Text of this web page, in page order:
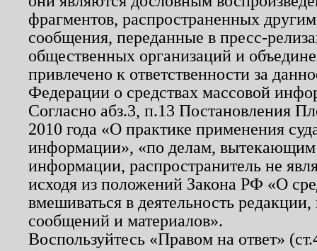
фрагментов, распространенных
сообщения, переданные в пресс-
общественных организаций и
привлечено к ответственности за
Федерации о средствах массовой
Согласно абз.3, п.13 Постановления
2010 года «О практике применения
информации», «по делам, вытекающим
информации, распространитель не
исходя из положений Закона РФ «О
вмешиваться в деятельность
сообщений и материалов».
Воспользуйтесь «Правом на ответ»